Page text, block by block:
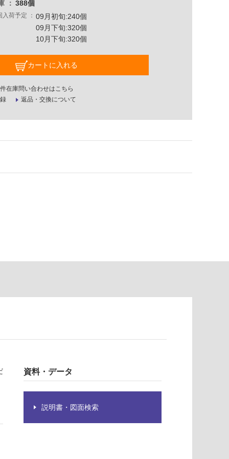
388個
入荷予定
09月初旬:240個
09月下旬:320個
10月下旬:320個
カートに入れる
在庫問い合わせはこちら
返品・交換について
資料・データ
説明書・図面検索